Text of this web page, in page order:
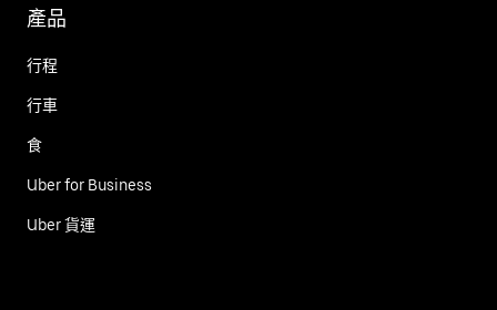
產品
行程
行車
食
Uber for Business
Uber 貨運